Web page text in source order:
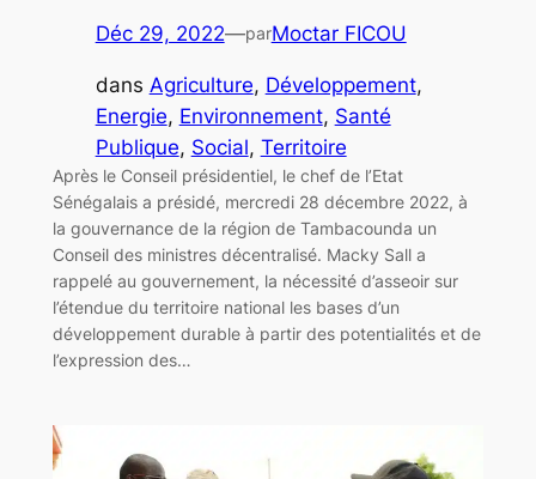
Déc 29, 2022—parMoctar FICOU
dans Agriculture, Développement
Energie, Environnement, Santé
Publique, Social, Territoire
Après le Conseil présidentiel, le chef de l’Etat
Sénégalais a présidé, mercredi 28 décembre 2022, à
la gouvernance de la région de Tambacounda un
Conseil des ministres décentralisé. Macky Sall a
rappelé au gouvernement, la nécessité d’asseoir sur
l’étendue du territoire national les bases d’un
développement durable à partir des potentialités et de
l’expression des…